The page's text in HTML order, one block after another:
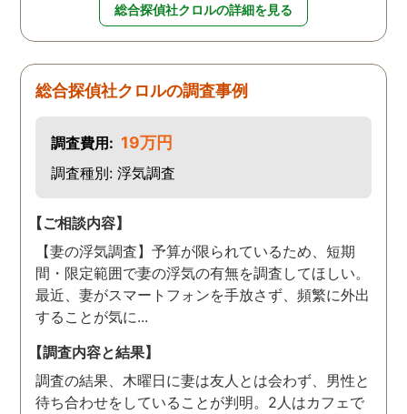
総合探偵社クロルの詳細を見る
総合探偵社クロルの調査事例
調査費用: 19万円
調査種別: 浮気調査
【ご相談内容】
【妻の浮気調査】予算が限られているため、短期
間・限定範囲で妻の浮気の有無を調査してほしい。
最近、妻がスマートフォンを手放さず、頻繁に外出
することが気に...
【調査内容と結果】
調査の結果、木曜日に妻は友人とは会わず、男性と
待ち合わせをしていることが判明。2人はカフェで